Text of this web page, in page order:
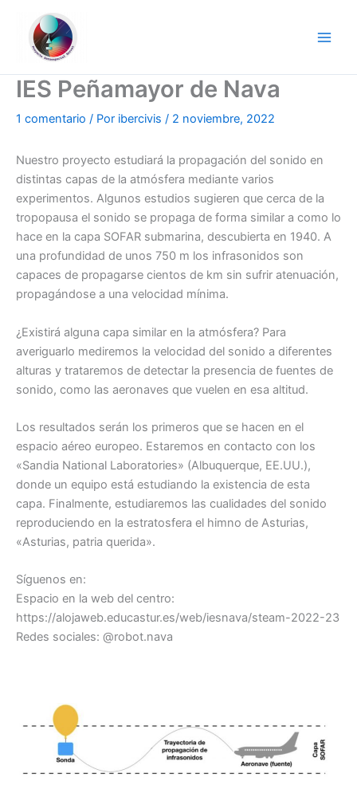
contenido
IES Peñamayor de Nava
1 comentario / Por ibercivis / 2 noviembre, 2022
Nuestro proyecto estudiará la propagación del sonido en
distintas capas de la atmósfera mediante varios
experimentos. Algunos estudios sugieren que cerca de la
tropopausa el sonido se propaga de forma similar a como lo
hace en la capa SOFAR submarina, descubierta en 1940. A
una profundidad de unos 750 m los infrasonidos son
capaces de propagarse cientos de km sin sufrir atenuación,
propagándose a una velocidad mínima.
¿Existirá alguna capa similar en la atmósfera? Para
averiguarlo mediremos la velocidad del sonido a diferentes
alturas y trataremos de detectar la presencia de fuentes de
sonido, como las aeronaves que vuelen en esa altitud.
Los resultados serán los primeros que se hacen en el
espacio aéreo europeo. Estaremos en contacto con los
«Sandia National Laboratories» (Albuquerque, EE.UU.),
donde un equipo está estudiando la existencia de esta
capa. Finalmente, estudiaremos las cualidades del sonido
reproduciendo en la estratosfera el himno de Asturias,
«Asturias, patria querida».
Síguenos en:
Espacio en la web del centro:
https://alojaweb.educastur.es/web/iesnava/steam-2022-23
Redes sociales: @robot.nava